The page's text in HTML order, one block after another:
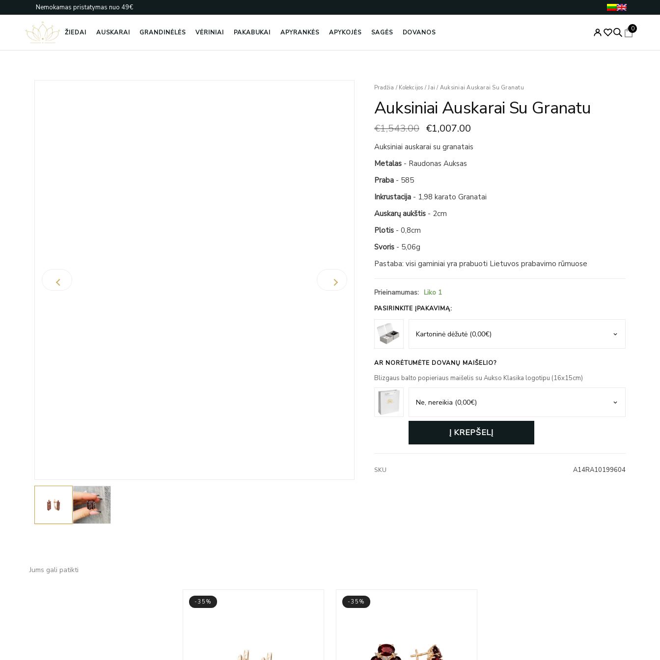
prie
Nemokamas pristatymas nuo 49€
ŽIEDAI AUSKARAI GRANDINĖLĖS VĖRINIAI PAKABUKAI APYRANKĖS APYKOJĖS SAGĖS DOVANOS 0
Pradžia / Kolekcijos / Jai /Auksiniai Auskarai Su Granatu
Auksiniai Auskarai Su Granatu
€1,543.00
Original
was:
€1,007.00
Current
is:
Auksiniai auskarai su granatais
Metalas- Raudonas Auksas
Praba- 585
Inkrustacija- 1,98 karato Granatai
Auskarų aukštis- 2cm
Plotis- 0,8cm
Svoris- 5,06g
Pastaba: visi gaminiai yra prabuoti Lietuvos prabavimo rūmuose
Prieinamumas: Liko 1
PASIRINKITE ĮPAKAVIMĄ:
AR NORĖTUMĖTE DOVANŲ MAIŠELIO?
Blizgaus balto popieriaus maišelis su Aukso Klasika logotipu (16x15cm)
produkto
Auksiniai
Su
Granatu
Į KREPŠELĮ
SKU A14RA10199604
Jums gali patikti
-35% -35%